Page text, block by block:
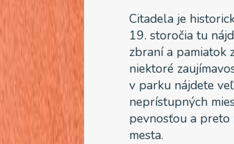
Citadela je
19. storočia tu
zbraní a pamiatok
niektoré
v parku nájdete
neprístupných
pevnosťou a preto
mesta.